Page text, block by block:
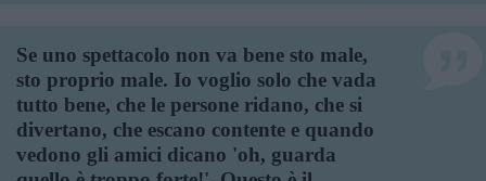
Se uno spettacolo non va bene sto male,
sto proprio male. Io voglio solo che vada
tutto bene, che le persone ridano, che si
divertano, che escano contente e quando
vedono gli amici dicano 'oh, guarda